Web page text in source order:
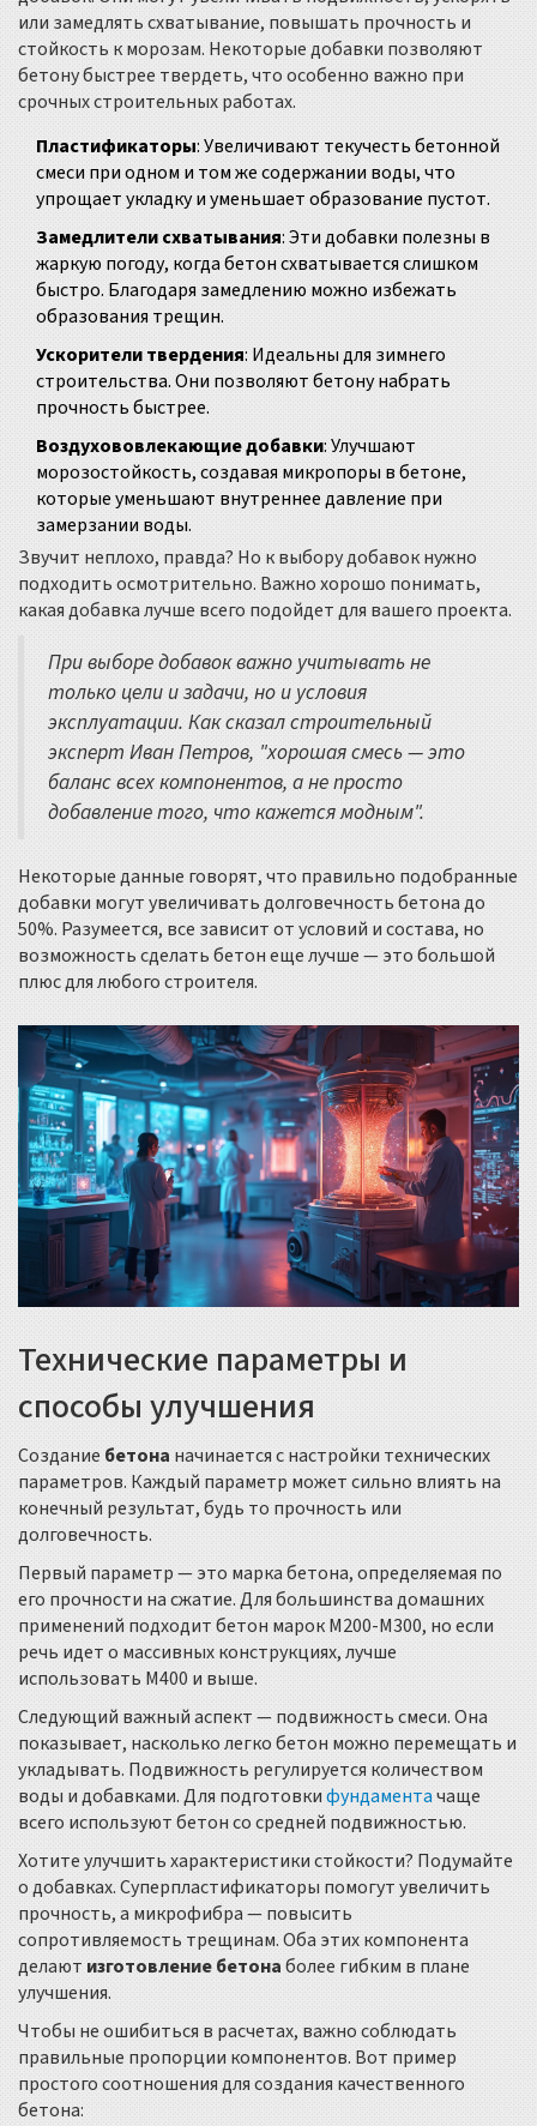
или замедлять схватывание, повышать прочность и
стойкость к морозам. Некоторые добавки позволяют
бетону быстрее твердеть, что особенно важно при
срочных строительных работах.
Пластификаторы: Увеличивают текучесть бетонной
смеси при одном и том же содержании воды, что
упрощает укладку и уменьшает образование пустот.
Замедлители схватывания: Эти добавки полезны в
жаркую погоду, когда бетон схватывается слишком
быстро. Благодаря замедлению можно избежать
образования трещин.
Ускорители твердения: Идеальны для зимнего
строительства. Они позволяют бетону набрать
прочность быстрее.
Воздухововлекающие добавки: Улучшают
морозостойкость, создавая микропоры в бетоне,
которые уменьшают внутреннее давление при
замерзании воды.
Звучит неплохо, правда? Но к выбору добавок нужно
подходить осмотрительно. Важно хорошо понимать,
какая добавка лучше всего подойдет для вашего проекта.
При выборе добавок важно учитывать не
только цели и задачи, но и условия
эксплуатации. Как сказал строительный
эксперт Иван Петров, "хорошая смесь — это
баланс всех компонентов, а не просто
добавление того, что кажется модным".
Некоторые данные говорят, что правильно подобранные
добавки могут увеличивать долговечность бетона до
50%. Разумеется, все зависит от условий и состава, но
возможность сделать бетон еще лучше — это большой
плюс для любого строителя.
Технические параметры и
способы улучшения
Создание бетона начинается с настройки технических
параметров. Каждый параметр может сильно влиять на
конечный результат, будь то прочность или
долговечность.
Первый параметр — это марка бетона, определяемая по
его прочности на сжатие. Для большинства домашних
применений подходит бетон марок М200-М300, но если
речь идет о массивных конструкциях, лучше
использовать М400 и выше.
Следующий важный аспект — подвижность смеси. Она
показывает, насколько легко бетон можно перемещать и
укладывать. Подвижность регулируется количеством
воды и добавками. Для подготовкифундаментачаще
всего используют бетон со средней подвижностью.
Хотите улучшить характеристики стойкости? Подумайте
о добавках. Суперпластификаторы помогут увеличить
прочность, а микрофибра — повысить
сопротивляемость трещинам. Оба этих компонента
делают изготовление бетонаболее гибким в плане
улучшения.
Чтобы не ошибиться в расчетах, важно соблюдать
правильные пропорции компонентов. Вот пример
простого соотношения для создания качественного
бетона: